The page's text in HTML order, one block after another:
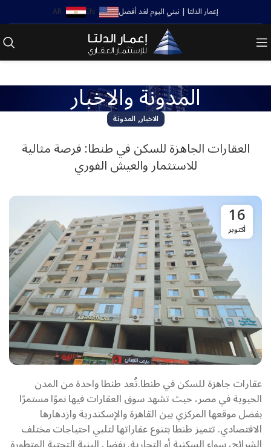
إعمار الدلتا | نبني اليوم لغد أفضل EN
AR
المدونة والاخبار
الاخبار,المدونة
العقارات الجاهزة للسكن في طنطا: فرصة مثالية
للاستثمار والعيش الفوري
16
أكتوبر
عقارات جاهزة للسكن في طنطا.تُعد طنطا واحدة من المدن
الحيوية في مصر، حيث تشهد سوق العقارات فيها نموًا مستمرًا
بفضل موقعها المركزي بين القاهرة والإسكندرية وازدهارها
الاقتصادي. تتميز طنطا بتنوع عقاراتها لتلبي احتياجات مختلف